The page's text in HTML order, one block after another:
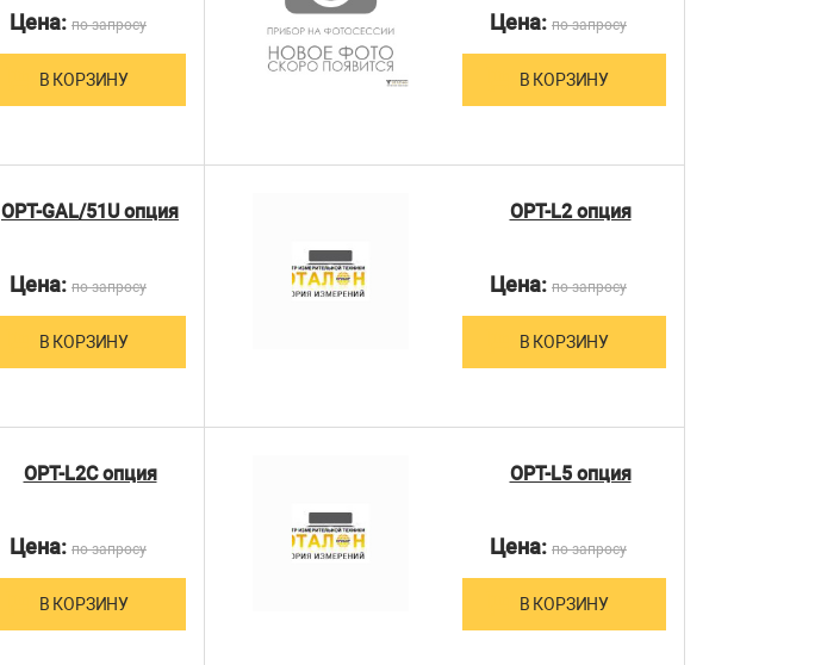
Цена: по запросу
В КОРЗИНУ
Цена: по запросу
В КОРЗИНУ
OPT-GAL/51U опция
Цена: по запросу
В КОРЗИНУ
OPT-L2 опция
Цена: по запросу
В КОРЗИНУ
OPT-L2C опция
Цена: по запросу
В КОРЗИНУ
OPT-L5 опция
Цена: по запросу
В КОРЗИНУ